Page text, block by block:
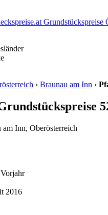
Grundstückspreise
› Braunau am Inn ›
Inn, Oberösterreich
2016